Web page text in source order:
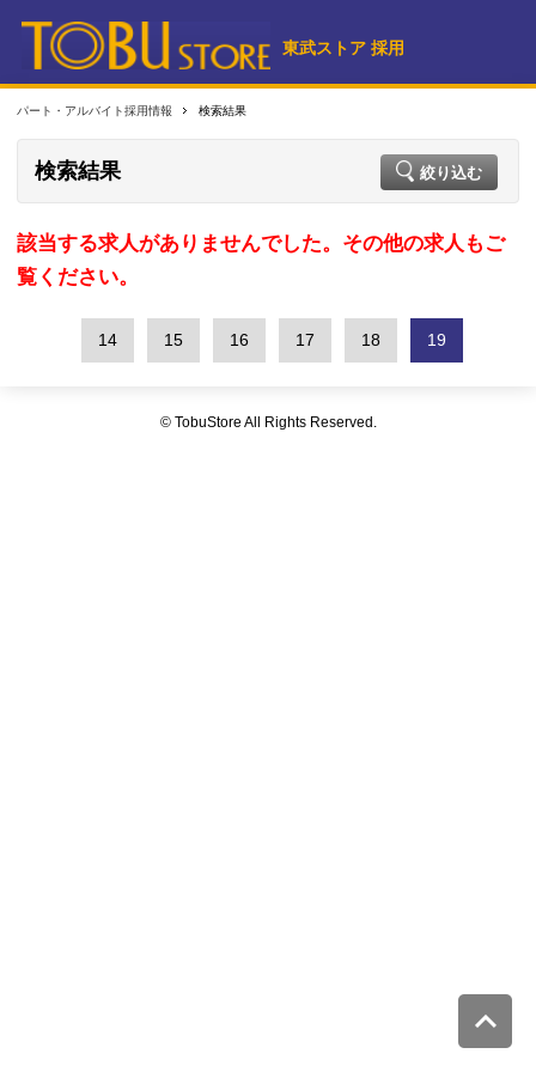
東武ストア 採用
パート・アルバイト採用情報 検索結果
検索結果 絞り込む
該当する求人がありませんでした。その他の求人もご
覧ください。
14 15 16 17 18 19
© TobuStore All Rights Reserved.